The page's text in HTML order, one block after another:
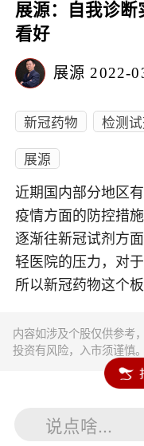
展源：自我诊断
看好
展源 2022-
新冠药物 检测
展源
近期国内部分地区
疫情方面的防控措
逐渐往新冠试剂方
轻医院的压力，对
所以新冠药物这个
内容如涉及个股仅供参考
投资有风险，入市须谨慎。
说点啥...